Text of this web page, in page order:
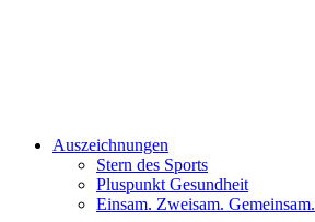
Auszeichnungen
Stern des Sports
Pluspunkt Gesundheit
Einsam. Zweisam. Gemeinsam.